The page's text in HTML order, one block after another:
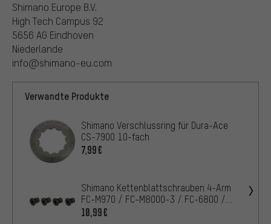
Shimano Europe B.V.
High Tech Campus 92
5656 AG Eindhoven
Niederlande
info@shimano-eu.com
Verwandte Produkte
Shimano Verschlussring für Dura-Ace
CS-7900 10-fach
7,99€
Shimano Kettenblattschrauben 4-Arm
FC-M970 / FC-M8000-3 / FC-6800 /
FC-R9100
10,99€